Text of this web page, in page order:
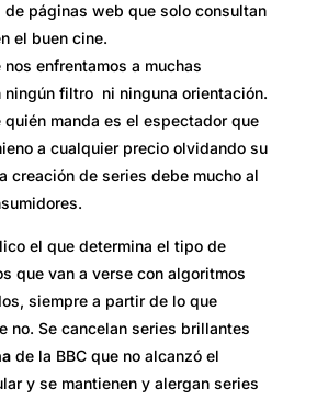
de páginas web que solo consultan
el buen cine.
enfrentamos a muchas
ningún filtro ni ninguna orientación.
manda es el espectador que
a cualquier precio olvidando su
creación de series debe mucho al
el que determina el tipo de
que van a verse con algoritmos
siempre a partir de lo que
no. Se cancelan series brillantes
de la BBC que no alcanzó el
y se mantienen y alergan series